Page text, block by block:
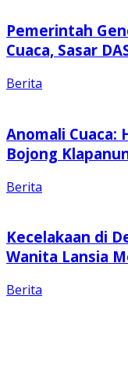
Pemerintah
Cuaca, Sasar
Berita
Anomali Cuaca:
Bojong
Berita
Kecelakaan di
Wanita Lansia
Berita